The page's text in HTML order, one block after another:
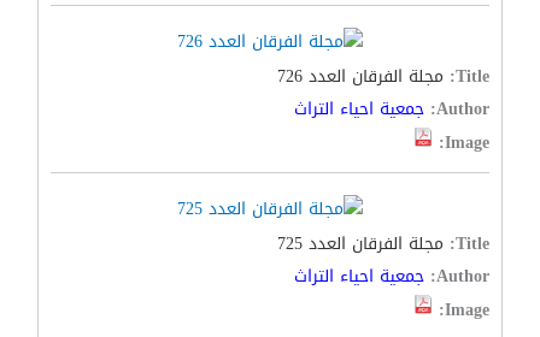
Title: مجلة الفرقان العدد 726
Author: جمعية احياء التراث
Image:
Title: مجلة الفرقان العدد 725
Author: جمعية احياء التراث
Image: